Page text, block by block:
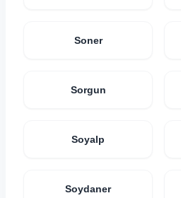
Soner
Sorgun
Soyalp
Soydaner